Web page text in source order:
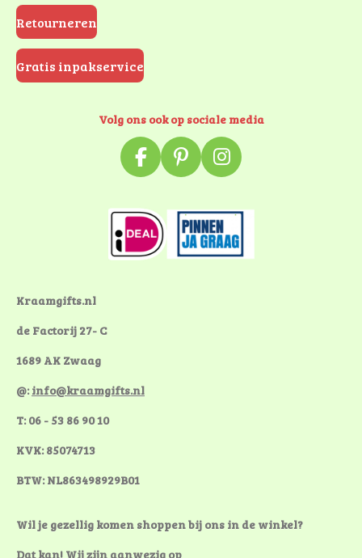
Retourneren
Gratis inpakservice
Volg ons ook op sociale media
F
a
c
e
b
o
P
i
n
t
e
r
I
n
s
t
a
g
Kraamgifts.nl
de Factorij 27- C
1689 AK Zwaag
@:info@kraamgifts.nl
T: 06 - 53 86 90 10
KVK: 85074713
BTW: NL863498929B01
Wil je gezellig komen shoppen bij ons in de winkel?
Dat kan! Wij zijn aanwezig op